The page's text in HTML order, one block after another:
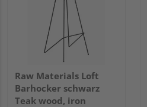
Raw Materials Loft
Barhocker schwarz
Teak wood, iron